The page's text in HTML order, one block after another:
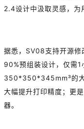
2.4设计中汲取灵感，为
据悉，SV08支持开源修
90%预组装设计，仅需
350*350*345mm³的大
大幅提升打印精度；更
器。